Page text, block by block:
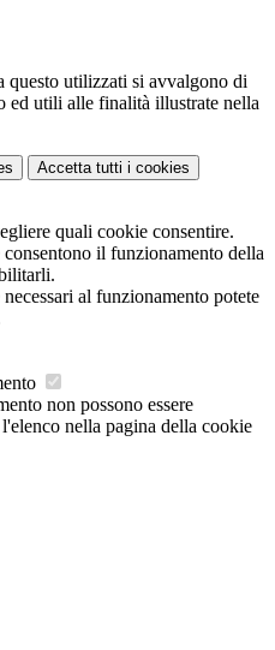
questo utilizzati si avvalgono di
ed utili alle finalità illustrate nella
Accetta tutti i cookies
quali cookie consentire.
il funzionamento della
al funzionamento potete
non possono essere
nella pagina della cookie